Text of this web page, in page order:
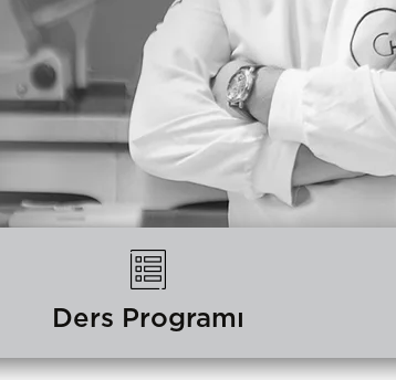
Ders Programı